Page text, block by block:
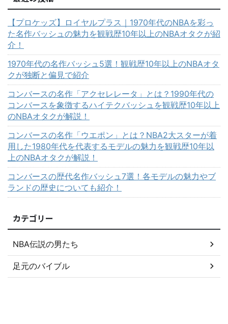
【プロケッズ】ロイヤルプラス｜1970年代のNBAを彩っ
た名作バッシュの魅力を観戦歴10年以上のNBAオタクが紹
介！
1970年代の名作バッシュ5選！観戦歴10年以上のNBAオタ
クが独断と偏見で紹介
コンバースの名作「アクセレレータ」とは？1990年代の
コンバースを象徴するハイテクバッシュを観戦歴10年以上
のNBAオタクが解説！
コンバースの名作「ウエポン」とは？NBA2大スターが着
用した1980年代を代表するモデルの魅力を観戦歴10年以
上のNBAオタクが解説！
コンバースの歴代名作バッシュ7選！各モデルの魅力やブ
ランドの歴史についても紹介！
カテゴリー
NBA伝説の男たち
足元のバイブル